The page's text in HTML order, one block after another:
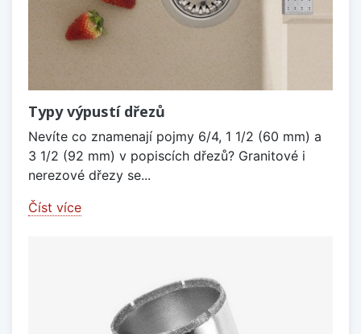
Typy výpustí dřezů
Nevíte co znamenají pojmy 6/4, 1 1/2 (60 mm) a
3 1/2 (92 mm) v popiscích dřezů? Granitové i
nerezové dřezy se...
Číst více